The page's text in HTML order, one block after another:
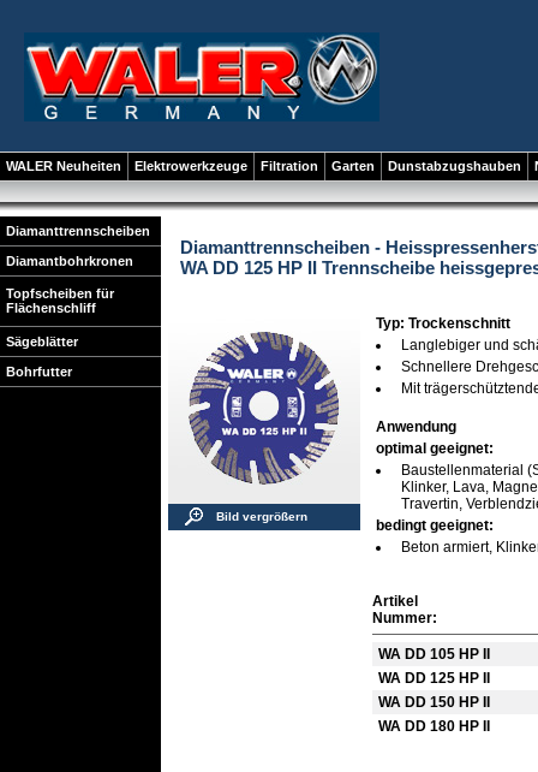
WALER Neuheiten Elektrowerkzeuge Filtration Garten Dunstabzugshauben
Diamanttrennscheiben
Diamantbohrkronen
Topfscheiben für
Flächenschliff
Sägeblätter
Bohrfutter
Diamanttrennscheiben -
WA DD 125 HP II Trennscheibe
Bild vergrößern
Typ: Trockenschnitt
Langlebiger und
Schnellere
Mit
Anwendung
optimal geeignet:
Baustellenmaterial
Klinker, Lava,
Travertin,
bedingt geeignet:
Beton armiert,
Artikel
Nummer:
WA DD 105 HP II
WA DD 125 HP II
WA DD 150 HP II
WA DD 180 HP II